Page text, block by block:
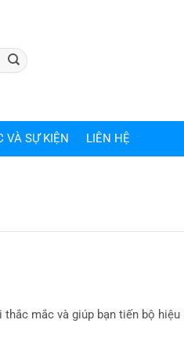
VÀ SỰ KIỆN LIÊN HỆ
mắc và giúp bạn tiến bộ hiệu